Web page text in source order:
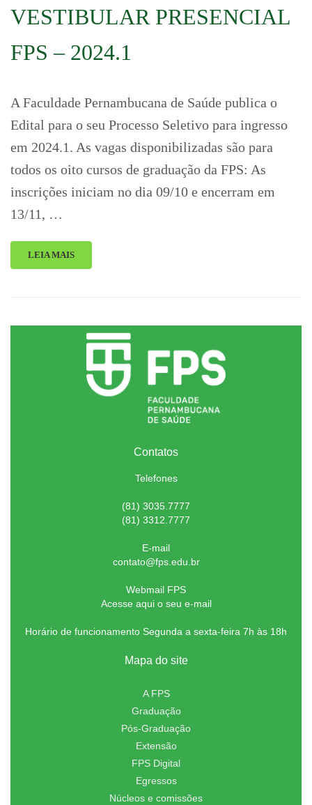
VESTIBULAR PRESENCIAL
FPS – 2024.1
A Faculdade Pernambucana de Saúde publica o
Edital para o seu Processo Seletivo para ingresso
em 2024.1. As vagas disponibilizadas são para
todos os oito cursos de graduação da FPS: As
inscrições iniciam no dia 09/10 e encerram em
13/11, …
LEIA MAIS
Contatos
Telefones
(81) 3035.7777
(81) 3312.7777
E-mail
contato@fps.edu.br
Webmail FPS
Acesse aqui o seu e-mail
Horário de funcionamento Segunda a sexta-feira 7h às 18h
Mapa do site
A FPS
Graduação
Pós-Graduação
Extensão
FPS Digital
Egressos
Núcleos e comissões